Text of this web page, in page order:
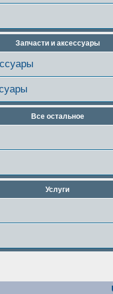
Запчасти и аксессуары
Все остальное
Услуги